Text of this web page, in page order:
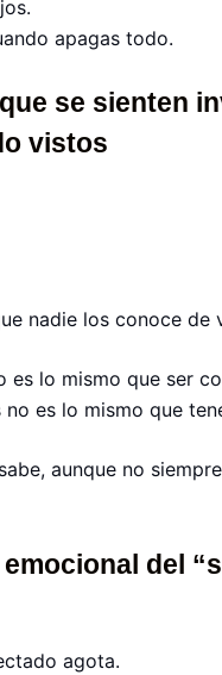
apagas todo.
se sienten
vistos
nadie los conoce de
es lo mismo que ser
es lo mismo que
aunque no
del
agota.